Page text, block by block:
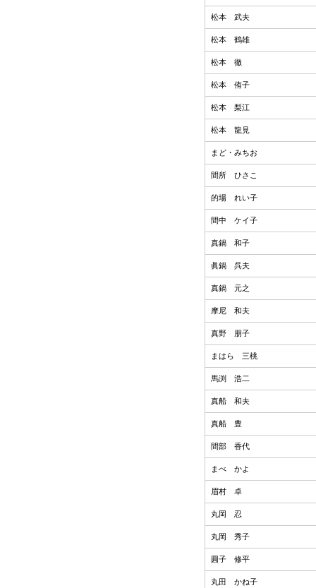
松本 武夫
松本 鶴雄
松本 徹
松本 侑子
松本 梨江
松本 龍見
まど・みちお
間所 ひさこ
的場 れい子
間中 ケイ子
真鍋 和子
眞鍋 呉夫
真鍋 元之
摩尼 和夫
真野 朋子
まはら 三桃
馬渕 浩二
真船 和夫
真船 豊
間部 香代
まべ かよ
眉村 卓
丸岡 忍
丸岡 秀子
圓子 修平
丸田 かね子